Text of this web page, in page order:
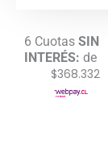
Winter
cantidad
6 Cuotas SIN
INTERÉS: de
$368.332